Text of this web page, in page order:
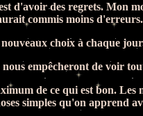
d'avoir des regrets. Mon
commis moins d'erreurs.
choix à chaque
empêcheront de voir
de ce qui est bon.
simples qu'on apprend